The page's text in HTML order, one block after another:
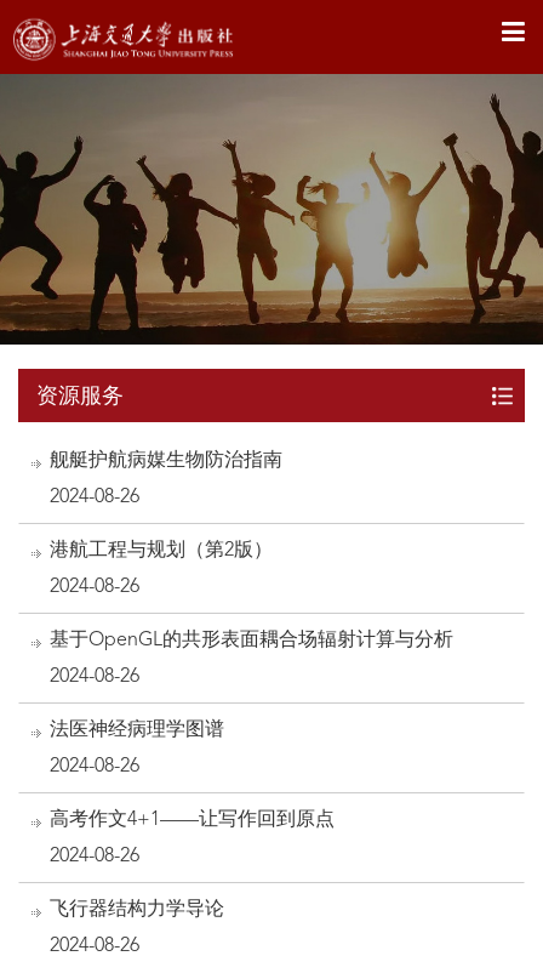
X
资源服务
舰艇护航病媒生物防治指南
2024-08-26
港航工程与规划（第2版）
2024-08-26
基于OpenGL的共形表面耦合场辐射计算与分析
2024-08-26
法医神经病理学图谱
2024-08-26
高考作文4+1——让写作回到原点
2024-08-26
飞行器结构力学导论
2024-08-26